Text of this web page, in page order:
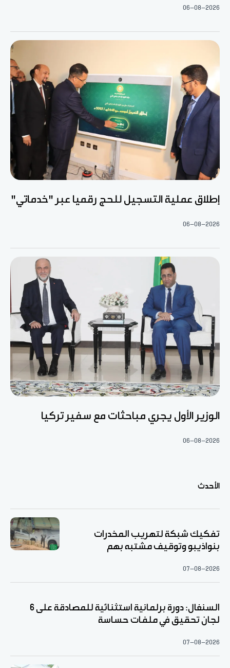
06-08-2026
إطلاق عملية التسجيل للحج رقميا عبر "خدماتي"
06-08-2026
الوزير الأول يجري مباحثات مع سفير تركيا
06-08-2026
الأحدث
تفكيك شبكة لتهريب المخدرات
بنواذيبو وتوقيف مشتبه بهم
07-08-2026
السنغال: دورة برلمانية استثنائية للمصادقة على 6
لجان تحقيق في ملفات حساسة
07-08-2026